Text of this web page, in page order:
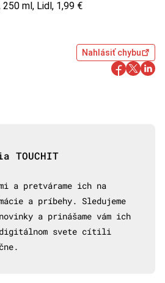
ml, Lidl, 1,99 €
Nahlásiť chybu
TOUCHIT
a pretvárame ich na
a príbehy. Sledujeme
a prinášame vám ich
svete cítili